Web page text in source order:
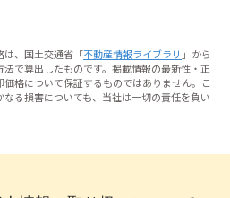
、国土交通省「不動産情報ライブラリ 」から
で算出したものです。掲載情報の最新性・正
格について保証するものではありません。こ
る損害についても、当社は一切の責任を負い